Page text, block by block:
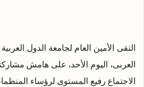
التقى الأمين العام لجامعة الدول
العربى، اليوم الأحد، على هامش
الاجتماع رفيع المستوى لرؤساء